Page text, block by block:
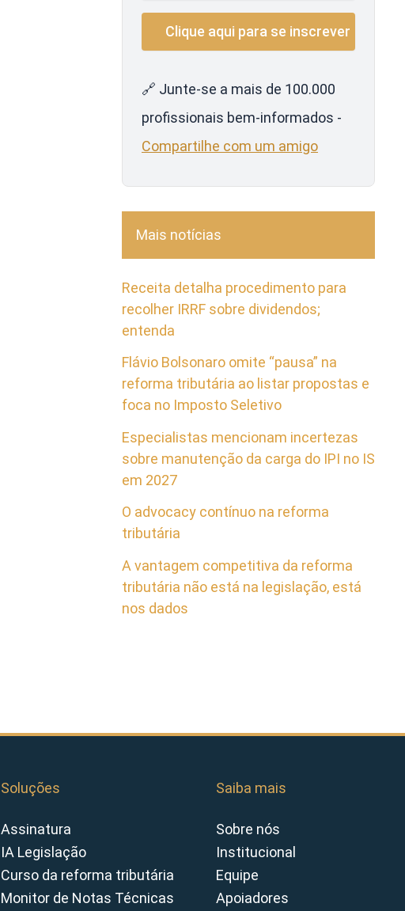
🔗 Junte-se a mais de 100.000
profissionais bem-informados -
Compartilhe com um amigo
Mais notícias
Receita detalha procedimento para
recolher IRRF sobre dividendos;
entenda
Flávio Bolsonaro omite “pausa” na
reforma tributária ao listar propostas e
foca no Imposto Seletivo
Especialistas mencionam incertezas
sobre manutenção da carga do IPI no IS
em 2027
O advocacy contínuo na reforma
tributária
A vantagem competitiva da reforma
tributária não está na legislação, está
nos dados
Soluções
Assinatura
IA Legislação
Curso da reforma tributária
Monitor de Notas Técnicas
Saiba mais
Sobre nós
Institucional
Equipe
Apoiadores